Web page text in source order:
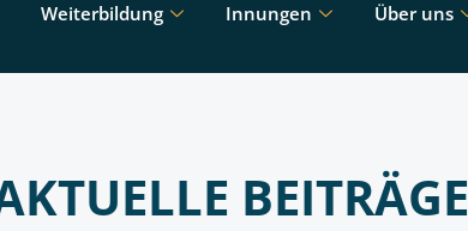
Weiterbildung Innungen Über uns
BEITRÄGE